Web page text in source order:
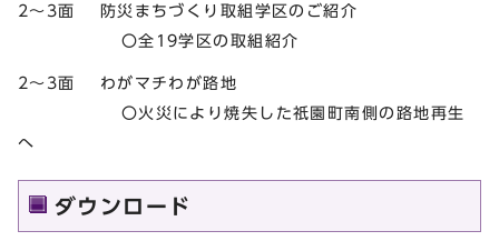
2～3面 防災まちづくり取組学区のご紹介
〇全19学区の取組紹介
2～3面 わがマチわが路地
〇火災により焼失した祇園町南側の路地再生
へ
ダウンロード